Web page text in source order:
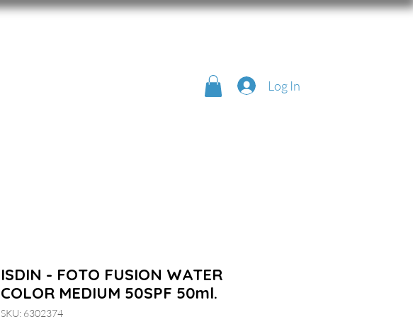
Log In
ISDIN - FOTO FUSION WATER
COLOR MEDIUM 50SPF 50ml.
SKU: 6302374